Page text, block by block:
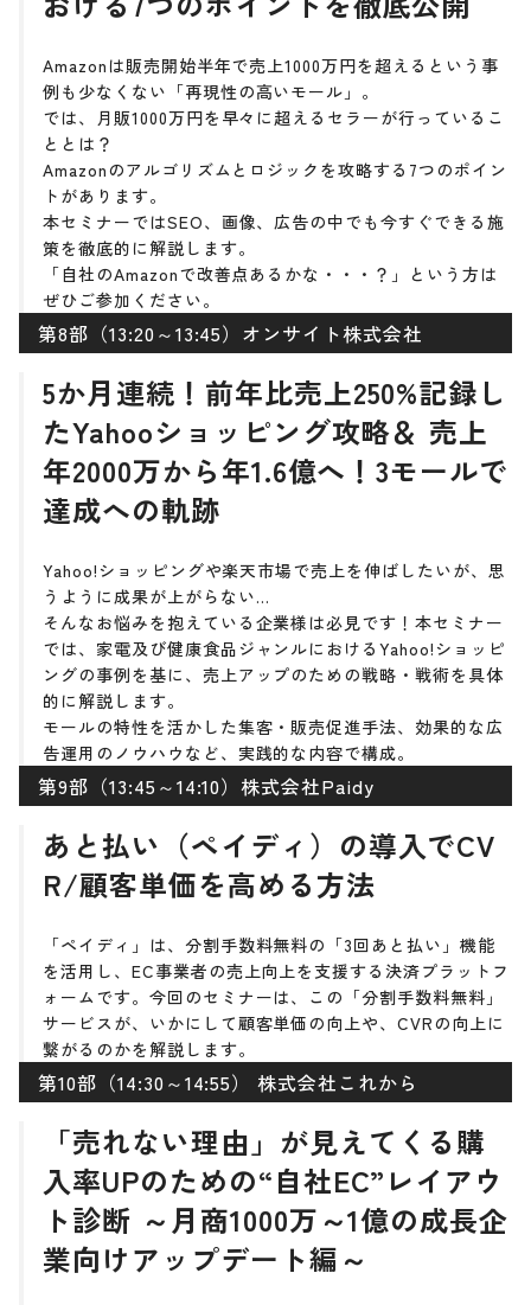
Amazonは販売開始半年で売上1000万円を超えるという事
例も少なくない「再現性の高いモール」。
では、月販1000万円を早々に超えるセラーが行っているこ
ととは？
Amazonのアルゴリズムとロジックを攻略する7つのポイン
トがあります。
本セミナーではSEO、画像、広告の中でも今すぐできる施
策を徹底的に解説します。
「自社のAmazonで改善点あるかな・・・？」という方は
ぜひご参加ください。
第8部（13:20～13:45）オンサイト株式会社
5か月連続！前年比売上250%記録し
たYahooショッピング攻略＆ 売上
年2000万から年1.6億へ！3モールで
達成への軌跡
Yahoo!ショッピングや楽天市場で売上を伸ばしたいが、思
うように成果が上がらない…
そんなお悩みを抱えている企業様は必見です！本セミナー
では、家電及び健康食品ジャンルにおけるYahoo!ショッピ
ングの事例を基に、売上アップのための戦略・戦術を具体
的に解説します。
モールの特性を活かした集客・販売促進手法、効果的な広
告運用のノウハウなど、実践的な内容で構成。
第9部（13:45～14:10）株式会社Paidy
あと払い（ペイディ）の導入でCV
R/顧客単価を高める方法
「ペイディ」は、分割手数料無料の「3回あと払い」機能
を活用し、EC事業者の売上向上を支援する決済プラットフ
ォームです。今回のセミナーは、この「分割手数料無料」
サービスが、いかにして顧客単価の向上や、CVRの向上に
繋がるのかを解説します。
第10部（14:30～14:55） 株式会社これから
「売れない理由」が見えてくる購
入率UPのための“自社EC”レイアウ
ト診断 ～月商1000万～1億の成長企
業向けアップデート編～